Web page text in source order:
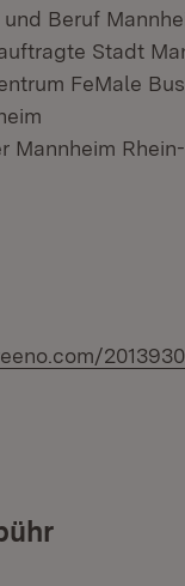
Beruf
Stadt
FeMale
Mannheim